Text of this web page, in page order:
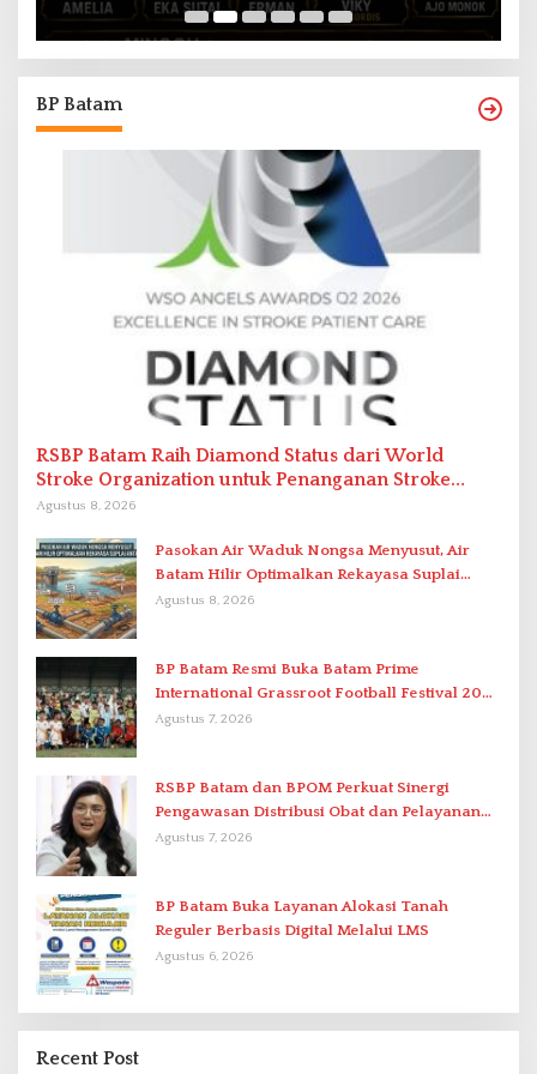
BP Batam
RSBP Batam Raih Diamond Status dari World
Stroke Organization untuk Penanganan Stroke
Berstandar Internasional
Agustus 8, 2026
Pasokan Air Waduk Nongsa Menyusut, Air
Batam Hilir Optimalkan Rekayasa Suplai
Antar-IPAM
Agustus 8, 2026
BP Batam Resmi Buka Batam Prime
International Grassroot Football Festival 2026
di Stadion Temenggung Abdul Jamal
Agustus 7, 2026
RSBP Batam dan BPOM Perkuat Sinergi
Pengawasan Distribusi Obat dan Pelayanan
Kefarmasian
Agustus 7, 2026
BP Batam Buka Layanan Alokasi Tanah
Reguler Berbasis Digital Melalui LMS
Agustus 6, 2026
Recent Post